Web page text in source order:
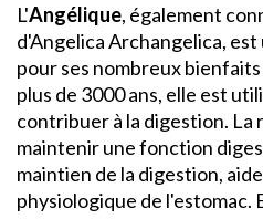
L'Angélique, également
d'Angelica Archangelica,
pour ses nombreux
plus de 3000 ans, elle est
contribuer à la digestion. La
maintenir une fonction
maintien de la digestion,
physiologique de l'estomac.